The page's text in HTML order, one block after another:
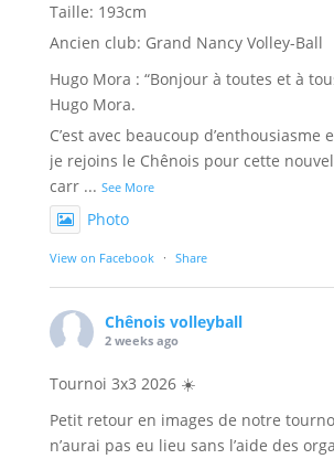
Taille: 193cm
Ancien club: Grand Nancy Volley-Ball
Hugo Mora : “Bonjour à toutes et à
Hugo Mora.
C’est avec beaucoup d’enthousiasme
je rejoins le Chênois pour cette
carr ... See More
Photo
View on Facebook · Share
Chênois volleyball
2 weeks ago
Tournoi 3x3 2026 ☀️
Petit retour en images de notre
n’aurai pas eu lieu sans l’aide des